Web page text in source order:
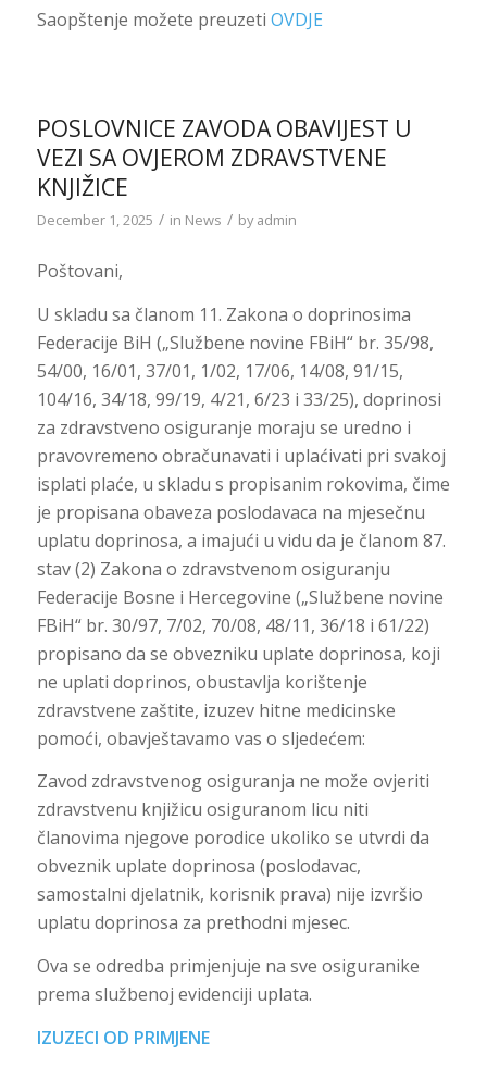
Saopštenje možete preuzeti OVDJE
POSLOVNICE ZAVODA OBAVIJEST U
VEZI SA OVJEROM ZDRAVSTVENE
KNJIŽICE
December 1, 2025 / in News / byadmin
Poštovani,
U skladu sa članom 11. Zakona o doprinosima
Federacije BiH („Službene novine FBiH“ br. 35/98,
54/00, 16/01, 37/01, 1/02, 17/06, 14/08, 91/15,
104/16, 34/18, 99/19, 4/21, 6/23 i 33/25), doprinosi
za zdravstveno osiguranje moraju se uredno i
pravovremeno obračunavati i uplaćivati pri svakoj
isplati plaće, u skladu s propisanim rokovima, čime
je propisana obaveza poslodavaca na mjesečnu
uplatu doprinosa, a imajući u vidu da je članom 87.
stav (2) Zakona o zdravstvenom osiguranju
Federacije Bosne i Hercegovine („Službene novine
FBiH“ br. 30/97, 7/02, 70/08, 48/11, 36/18 i 61/22)
propisano da se obvezniku uplate doprinosa, koji
ne uplati doprinos, obustavlja korištenje
zdravstvene zaštite, izuzev hitne medicinske
pomoći, obavještavamo vas o sljedećem:
Zavod zdravstvenog osiguranja ne može ovjeriti
zdravstvenu knjižicu osiguranom licu niti
članovima njegove porodice ukoliko se utvrdi da
obveznik uplate doprinosa (poslodavac,
samostalni djelatnik, korisnik prava) nije izvršio
uplatu doprinosa za prethodni mjesec.
Ova se odredba primjenjuje na sve osiguranike
prema službenoj evidenciji uplata.
IZUZECI OD PRIMJENE